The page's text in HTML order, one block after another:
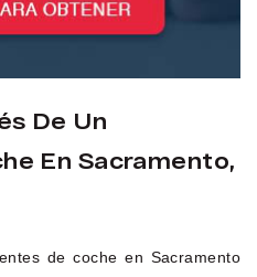
De Un
En Sacramento,
de coche en Sacramento